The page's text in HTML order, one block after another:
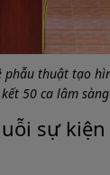
phẫu thuật tạo
50 ca lâm
sự